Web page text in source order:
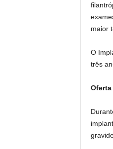
maior
O
três